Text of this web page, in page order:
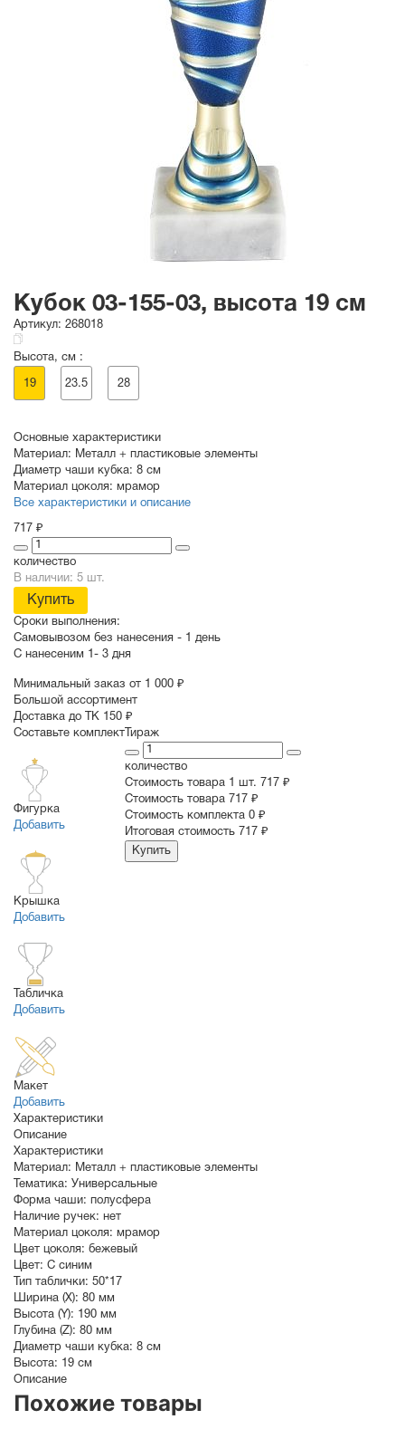
Кубок 03-155-03, высота 19 см
Артикул: 268018
Высота, см :
19 23.5 28
Основные характеристики
Материал: Металл + пластиковые элементы
Диаметр чаши кубка: 8 см
Материал цоколя: мрамор
Все характеристики и описание
717 ₽
количество
В наличии: 5 шт.
Купить
Сроки выполнения:
Самовывозом без нанесения - 1 день
С нанесеним 1- 3 дня
Минимальный заказ от 1 000 ₽
Большой ассортимент
Доставка до ТК 150 ₽
Составьте комплект
Фигурка
Добавить
Крышка
Добавить
Табличка
Добавить
Макет
Добавить
Тираж
количество
Стоимость товара 1 шт. 717 ₽
Cтоимость товара 717 ₽
Стоимость комплекта 0 ₽
Итоговая стоимость 717 ₽
Купить
Характеристики
Описание
Характеристики
Материал: Металл + пластиковые элементы
Тематика: Универсальные
Форма чаши: полусфера
Наличие ручек: нет
Материал цоколя: мрамор
Цвет цоколя: бежевый
Цвет: С синим
Тип таблички: 50*17
Ширина (X): 80 мм
Высота (Y): 190 мм
Глубина (Z): 80 мм
Диаметр чаши кубка: 8 см
Высота: 19 см
Описание
Похожие товары